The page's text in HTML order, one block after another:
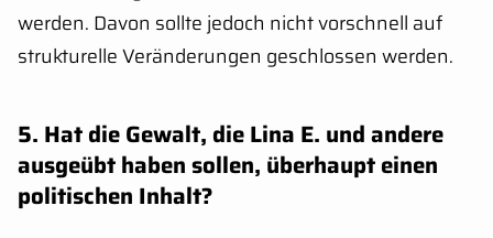
werden. Davon sollte jedoch nicht vorschnell auf
strukturelle Veränderungen geschlossen werden.
5. Hat die Gewalt, die Lina E. und andere
ausgeübt haben sollen, überhaupt einen
politischen Inhalt?